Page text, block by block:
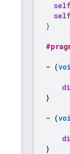
}
- (
}
- (
}